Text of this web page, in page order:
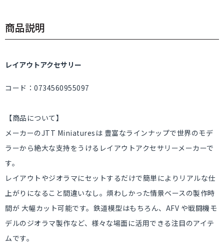
商品説明
レイアウトアクセサリー
コード：0734560955097
【商品について】
メーカーのJTT Miniaturesは 豊富なラインナップで世界のモデ
ラーから絶大な支持をうけるレイアウトアクセサリーメーカーで
す。
レイアウトやジオラマにセットするだけで簡単によりリアルな仕
上がりになること間違いなし。煩わしかった情景ベースの製作時
間が 大幅カット可能です。鉄道模型はもちろん、AFV や戦闘機モ
デルのジオラマ製作など、様々な場面に活用できる注目のアイテ
ムです。